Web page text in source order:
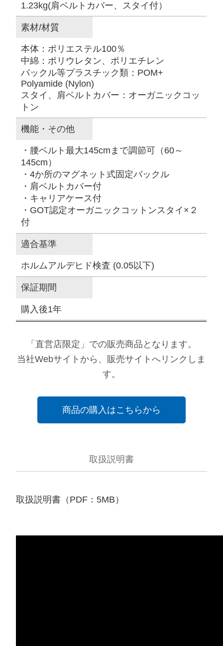
1.23kg(肩ベルトカバー、スタイ付）
素材/材質
本体：ポリエステル100％
中綿：ポリウレタン、ポリエチレン
バックル等プラスチック類：POM+
Polyamide (Nylon)
スタイ、肩ベルトカバー：オーガニックコッ
トン
機能・その他
・腰ベルト最大145cmまで調節可（60～
145cm）
・4か所のマグネット式固定バックル
・肩ベルトカバー付
・キャリアケース付
・GOT認定オーガニックコットンスタイ×２
付
適合基準
ホルムアルデヒド検査 (0.05以下)
保証期間
購入後1年
「直営店限定」での販売商品となります。
当社Webサイトから、販売サイトへリンクしま
す。
商品の購入はこちらから
取扱説明書
取扱説明書（PDF：5MB）